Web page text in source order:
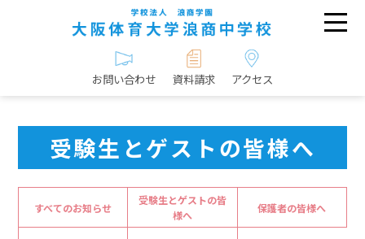
お問い合わせ 資料請求 アクセス
受験生とゲストの皆様へ
すべてのお知らせ
受験生とゲストの皆
様へ
保護者の皆様へ